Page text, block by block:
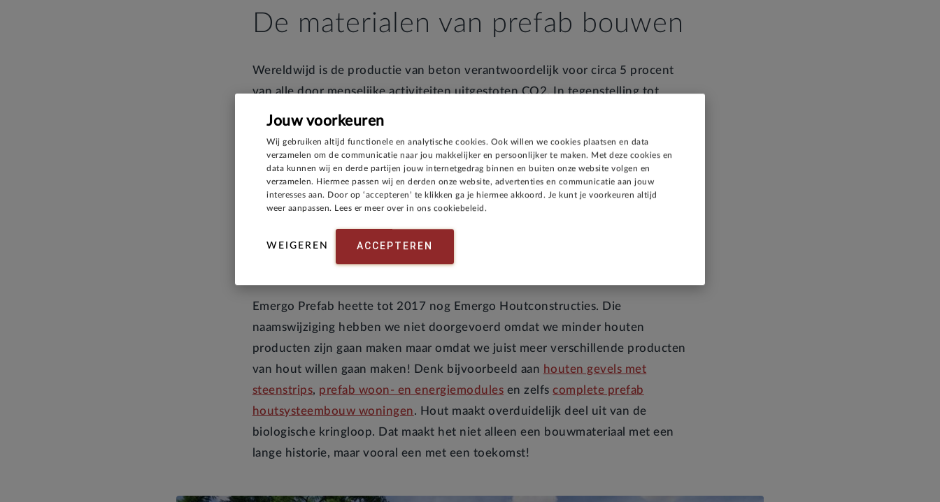
Jouw voorkeuren
Wij gebruiken altijd functionele en analytische cookies. Ook willen we cookies plaatsen en data
verzamelen om de communicatie naar jou makkelijker en persoonlijker te maken. Met deze cookies en
data kunnen wij en derde partijen jouw internetgedrag binnen en buiten onze website volgen en
verzamelen. Hiermee passen wij en derden onze website, advertenties en communicatie aan jouw
interesses aan. Door op ‘accepteren’ te klikken ga je hiermee akkoord. Je kunt je voorkeuren altijd
weer aanpassen. Lees er meer over in ons cookiebeleid.
WEIGEREN ACCEPTEREN
De materialen van prefab bouwen
Wereldwijd is de productie van beton verantwoordelijk voor circa 5 procent
van alle door menselijke activiteiten uitgestoten CO2. In tegenstelling tot
beton is hout een natuurproduct dat tijdens de groei juist CO2 uit de lucht
geproduceerd.
Van Emergo Houtconstructies
naar Emergo Prefab
Emergo Prefab heette tot 2017 nog Emergo Houtconstructies. Die
naamswijziging hebben we niet doorgevoerd omdat we minder houten
producten zijn gaan maken maar omdat we juist meer verschillende producten
van hout willen gaan maken! Denk bijvoorbeeld aan houten gevels met
steenstrips, prefab woon- en energiemodules en zelfscomplete prefab
houtsysteembouw woningen. Hout maakt overduidelijk deel uit van de
biologische kringloop. Dat maakt het niet alleen een bouwmateriaal met een
lange historie, maar vooral een met een toekomst!